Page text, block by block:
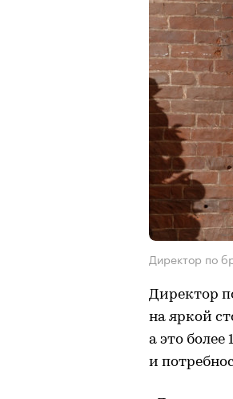
Директор по
Директор
на яркой
а это более
и